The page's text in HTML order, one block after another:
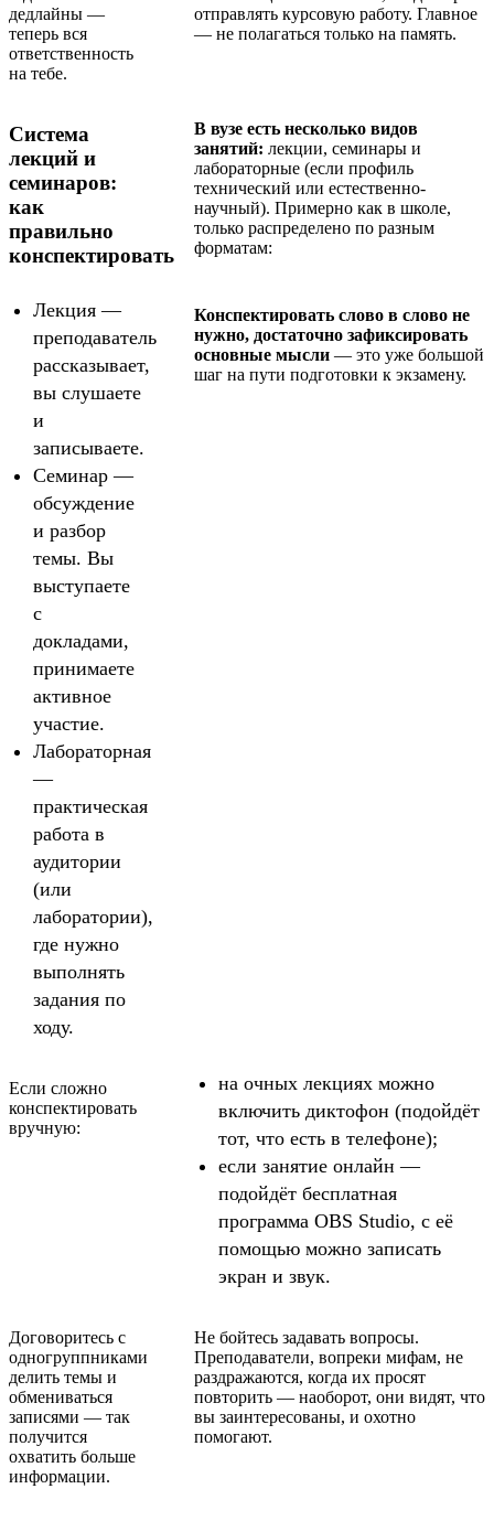
дедлайны —
теперь вся
ответственность
на тебе.
отправлять курсовую работу. Главное
— не полагаться только на память.
Система
лекций и
семинаров:
как
правильно
конспектировать
В вузе есть несколько видов
занятий: лекции, семинары и
лабораторные (если профиль
технический или естественно-
научный). Примерно как в школе,
только распределено по разным
форматам:
Лекция —
преподаватель
рассказывает,
вы слушаете
и
записываете.
Семинар —
обсуждение
и разбор
темы. Вы
выступаете
с
докладами,
принимаете
активное
участие.
Лабораторная
—
практическая
работа в
аудитории
(или
лаборатории),
где нужно
выполнять
задания по
ходу.
Конспектировать слово в слово не
нужно, достаточно зафиксировать
основные мысли — это уже большой
шаг на пути подготовки к экзамену.
Если сложно
конспектировать
вручную:
на очных лекциях можно
включить диктофон (подойдёт
тот, что есть в телефоне);
если занятие онлайн —
подойдёт бесплатная
программа OBS Studio, с её
помощью можно записать
экран и звук.
Договоритесь с
одногруппниками
делить темы и
обмениваться
записями — так
получится
охватить больше
информации.
Не бойтесь задавать вопросы.
Преподаватели, вопреки мифам, не
раздражаются, когда их просят
повторить — наоборот, они видят, что
вы заинтересованы, и охотно
помогают.